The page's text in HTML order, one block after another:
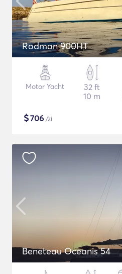
Rodman 900HT
Motor Yacht
32 ft
10 m
$706 /zi
Beneteau Oceanis 54